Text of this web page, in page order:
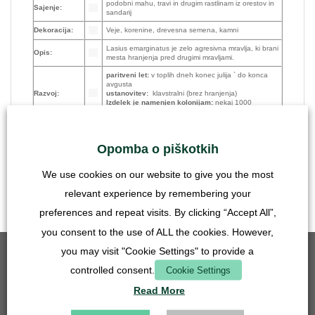
Sajenje:
podobni mahu, travi in drugim rastlinam iz orestov in
sandarij
Dekoracija: Veje, korenine, drevesna semena, kamni
Opis:
Lasius emarginatus je zelo agresivna mravlja, ki brani
mesta hranjenja pred drugimi mravljami.
Razvoj:
paritveni let: v toplih dneh konec julija ` do konca
avgusta
ustanovitev: klavstralni (brez hranjenja)
Izdelek je namenjen kolonijam: nekaj 1000
- Forum
NAJBOLJŠA PRODAJA
Mrežni vložek - 50 mm - iz nerjavečega jekla
Opomba o piškotkih
We use cookies on our website to give you the most
relevant experience by remembering your
preferences and repeat visits. By clicking “Accept All”,
you consent to the use of ALL the cookies. However,
you may visit "Cookie Settings" to provide a
controlled consent.
Cookie Settings
Read More